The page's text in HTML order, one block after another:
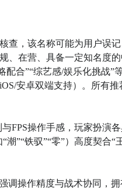
查，该名称可能为用户误记
、在营、具备一定知名度的
配合”“综艺感/娱乐化挑战”
安卓双端支持）。所有推
FPS操作手感，玩家扮演
”“铁驭”“零”）高度契合“
调操作精度与战术协同，拥